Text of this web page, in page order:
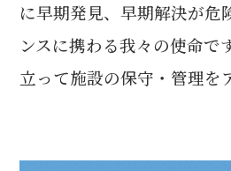
に早期発見、早期解決が危
ンスに携わる我々の使命で
立って施設の保守・管理を